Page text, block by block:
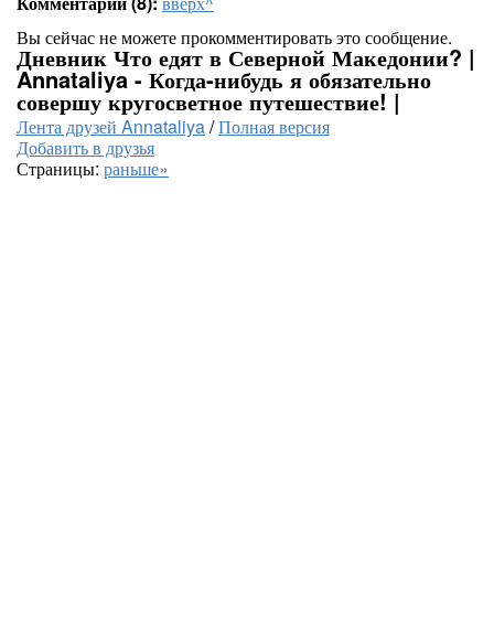
Вы сейчас не можете прокомментировать это сообщение.
Дневник Что едят в Северной Македонии? |
Annataliya - Когда-нибудь я обязательно
совершу кругосветное путешествие! |
Лента друзей Annataliya/Полная версия
Добавить в друзья
Страницы: раньше»